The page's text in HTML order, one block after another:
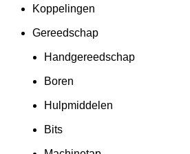
Koppelingen
Gereedschap
Handgereedschap
Boren
Hulpmiddelen
Bits